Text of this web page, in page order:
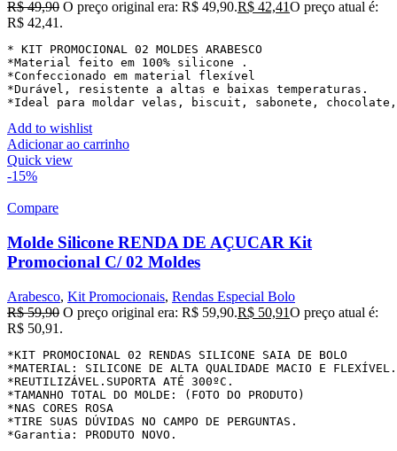
R$49,90 O preço original era: R$ 49,90.R$ 42,41O preço atual é:
R$ 42,41.
* KIT PROMOCIONAL 02 MOLDES ARABESCO
*Material feito em 100% silicone .
*Confeccionado em material flexível
*Durável, resistente a altas e baixas temperaturas.
*Ideal para moldar velas, biscuit, sabonete,
Add to wishlist
Adicionar ao carrinho
Quick view
-15%
Compare
Molde Silicone RENDA DE AÇUCAR Kit
Promocional C/ 02 Moldes
Arabesco, Kit Promocionais, Rendas Especial Bolo
R$59,90 O preço original era: R$ 59,90.R$ 50,91O preço atual é:
R$ 50,91.
*KIT PROMOCIONAL 02 RENDAS SILICONE SAIA DE BOLO
*MATERIAL: SILICONE DE ALTA QUALIDADE MACIO E FLEXÍVEL.
*REUTILIZÁVEL.SUPORTA ATÉ 300ºC.
*TAMANHO TOTAL DO MOLDE: (FOTO DO PRODUTO)
*NAS CORES ROSA
*TIRE SUAS DÚVIDAS NO CAMPO DE PERGUNTAS.
*Garantia: PRODUTO NOVO.